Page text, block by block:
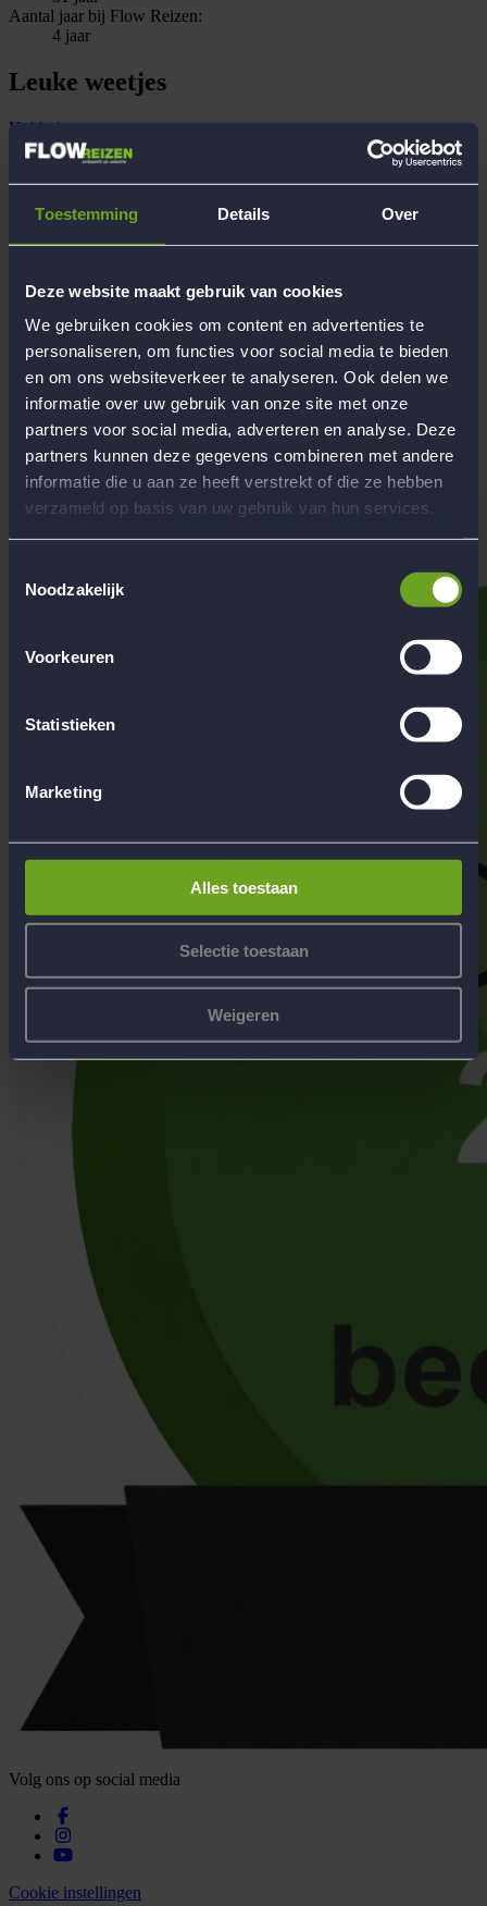
Toestemming Details Over
Deze website maakt gebruik van cookies
We gebruiken cookies om content en advertenties te
personaliseren, om functies voor social media te bieden
en om ons websiteverkeer te analyseren. Ook delen we
informatie over uw gebruik van onze site met onze
partners voor social media, adverteren en analyse. Deze
partners kunnen deze gegevens combineren met andere
informatie die u aan ze heeft verstrekt of die ze hebben
verzameld op basis van uw gebruik van hun services.
Noodzakelijk
Voorkeuren
Statistieken
Marketing
Alles toestaan
Selectie toestaan
Weigeren
Aantal jaar bij Flow Reizen:
4 jaar
Leuke weetjes
Hobby's
Ik doe graag veel leuke activiteiten met mijn familie en
vrienden. Daarnaast doe ik veel wielrennen.
Opleiding/beroep
Podotherapeut - specialisatie echografist voet&enkel
Recente reiservaringen met Flow
12-Daagse heerlijke strandreis naar sfeervol Rhodos,
Arco aan het Gardameer
Ik ben veel op vakanties geweest in Europa, maar ook naar
landen als Thailand, Vietnam, Cambodja, Sri Lanka,
Indonesië, Amerika en China
Begeleiding
Werken bij Flow Reizen
Hoofdkantoor Flow Reizen
Contact
Volg ons op social media
Cookie instellingen